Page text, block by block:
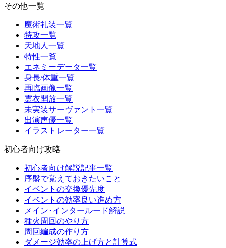
その他一覧
魔術礼装一覧
特攻一覧
天地人一覧
特性一覧
エネミーデータ一覧
身長/体重一覧
再臨画像一覧
霊衣開放一覧
未実装サーヴァント一覧
出演声優一覧
イラストレーター一覧
初心者向け攻略
初心者向け解説記事一覧
序盤で覚えておきたいこと
イベントの交換優先度
イベントの効率良い進め方
メイン･インタールード解説
種火周回のやり方
周回編成の作り方
ダメージ効率の上げ方と計算式